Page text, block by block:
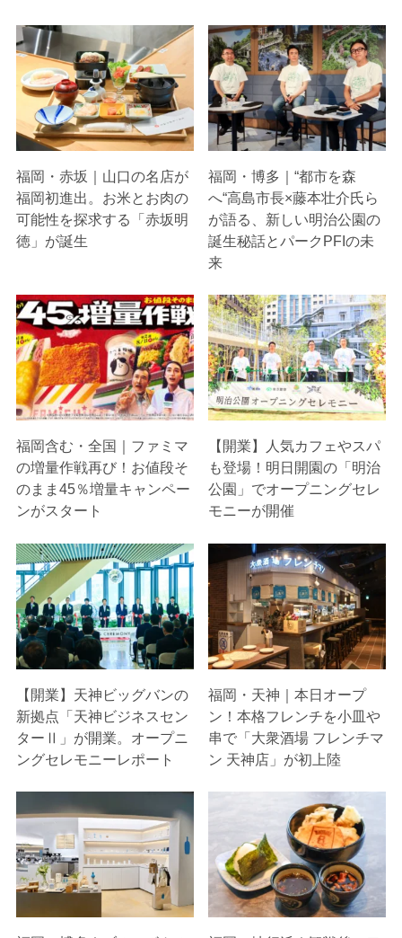
福岡・赤坂｜山口の名店が
福岡初進出。お米とお肉の
可能性を探求する「赤坂明
徳」が誕生
福岡・博多｜“都市を森
へ“高島市長×藤本壮介氏ら
が語る、新しい明治公園の
誕生秘話とパークPFIの未
来
福岡含む・全国｜ファミマ
の増量作戦再び！お値段そ
のまま45％増量キャンペー
ンがスタート
【開業】人気カフェやスパ
も登場！明日開園の「明治
公園」でオープニングセレ
モニーが開催
【開業】天神ビッグバンの
新拠点「天神ビジネスセン
ターⅡ」が開業。オープニ
ングセレモニーレポート
福岡・天神｜本日オープ
ン！本格フレンチを小皿や
串で「大衆酒場 フレンチマ
ン 天神店」が初上陸